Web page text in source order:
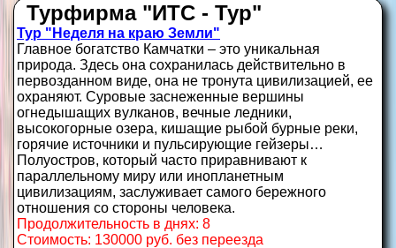
Турфирма "ИТС - Тур"
Тур "Неделя на краю Земли"
Главное богатство Камчатки – это уникальная
природа. Здесь она сохранилась действительно в
первозданном виде, она не тронута цивилизацией, ее
охраняют. Суровые заснеженные вершины
огнедышащих вулканов, вечные ледники,
высокогорные озера, кишащие рыбой бурные реки,
горячие источники и пульсирующие гейзеры…
Полуостров, который часто приравнивают к
параллельному миру или инопланетным
цивилизациям, заслуживает самого бережного
отношения со стороны человека.
Продолжительность в днях: 8
Стоимость: 130000 руб. без переезда